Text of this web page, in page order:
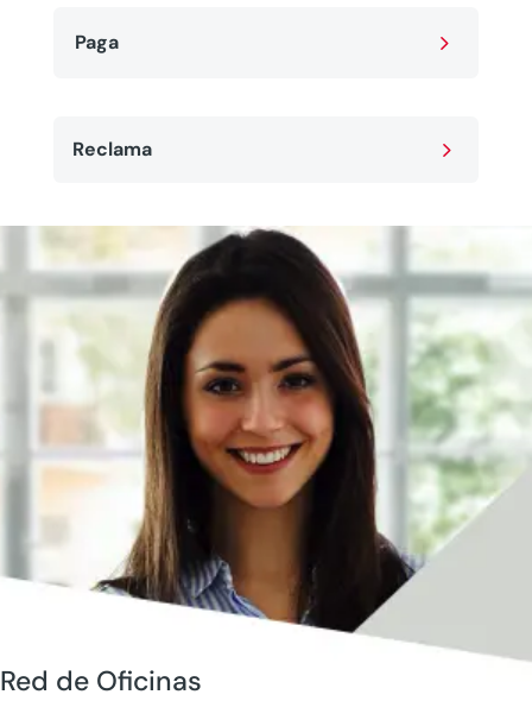
Paga 5
Reclama 5
Red de Oficinas